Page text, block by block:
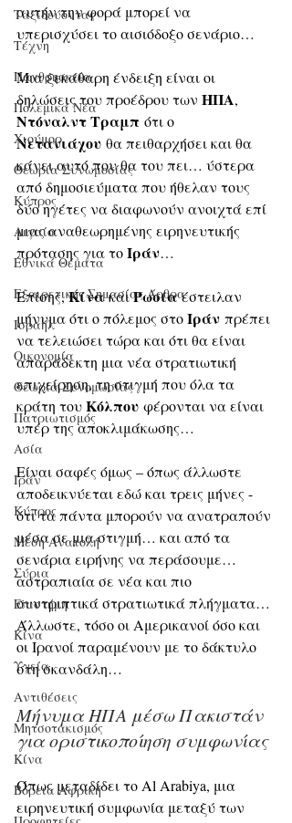
Ταξιδεύοντας
Τέχνη
Πανθρησκεία
Πολεμικά Νέα
Χιούμορ
Θεωρία Συνωμοσίας
Κύπρος
Αιγαίο
Εθνικά Θέματα
Εξαιρετικής Σημασίας Άρθρα
Ισραήλ
Οικονομία
Θεωρία Συνομωσίας
Πατριωτισμός
Ασία
Ιράν
Κύπρος
Μέση Ανατολή
Σύρια
Επιστήμη
Kίνα
Υγεία
Aντιθέσεις
Μητσοτακισμός
Κίνα
Βόρεια Αφρική
αυτήν την φορά μπορεί να
υπερισχύσει το αισιόδοξο σενάριο…
Μια ξεκάθαρη ένδειξη είναι οι
δηλώσεις του προέδρου των ΗΠΑ,
Ντόναλντ Τραμπ ότι ο
Νετανιάχου θα πειθαρχήσει και θα
κάνει αυτό που θα του πει… ύστερα
από δημοσιεύματα που ήθελαν τους
δύο ηγέτες να διαφωνούν ανοιχτά επί
μιας αναθεωρημένης ειρηνευτικής
πρότασης για το Ιράν…
Επίσης, Κίνα και Ρωσία έστειλαν
μήνυμα ότι ο πόλεμος στο Ιράν πρέπει
να τελειώσει τώρα και ότι θα είναι
απαράδεκτη μια νέα στρατιωτική
επιχείρηση, τη στιγμή που όλα τα
κράτη του Κόλπου φέρονται να είναι
υπέρ της αποκλιμάκωσης…
Είναι σαφές όμως – όπως άλλωστε
αποδεικνύεται εδώ και τρεις μήνες -
ότι τα πάντα μπορούν να ανατραπούν
μέσα σε μια στιγμή… και από τα
σενάρια ειρήνης να περάσουμε…
αστραπιαία σε νέα και πιο
συντριπτικά στρατιωτικά πλήγματα…
Άλλωστε, τόσο οι Αμερικανοί όσο και
οι Ιρανοί παραμένουν με το δάκτυλο
στη σκανδάλη…
Μήνυμα ΗΠΑ μέσω Πακιστάν
για οριστικοποίηση συμφωνίας
Όπως μεταδίδει το Al Arabiya, μια
ειρηνευτική συμφωνία μεταξύ των